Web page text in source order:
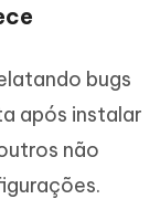
bugs
após instalar
não